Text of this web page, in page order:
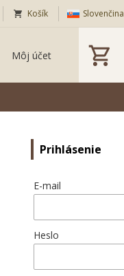
Košík Slovenčina
Môj účet
Prihlásenie
E-mail
Heslo